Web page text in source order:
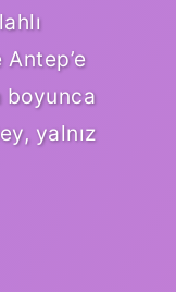
boyunca
yalnız